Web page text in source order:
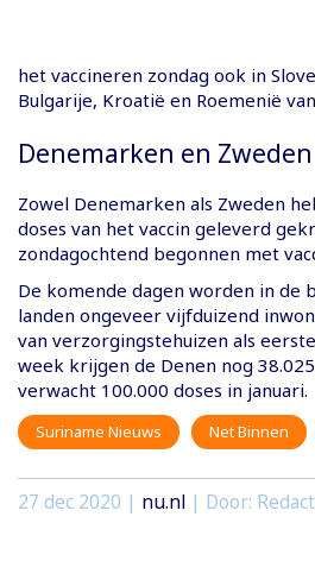
het vaccineren zondag ook in
Bulgarije, Kroatië en Roemenië
Denemarken en Zweden
Zowel Denemarken als Zweden
doses van het vaccin geleverd
zondagochtend begonnen met
De komende dagen worden in de
landen ongeveer vijfduizend
van verzorgingstehuizen als
week krijgen de Denen nog
verwacht 100.000 doses in januari.
Suriname Nieuws Net Binnen
27 dec 2020 | nu.nl | Door: